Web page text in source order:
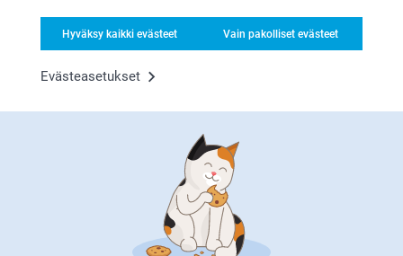
Hyväksy kaikki evästeet Vain pakolliset evästeet
Evästeasetukset
Tyytyväisyystakuu
Bonusta kaikista tilauksista